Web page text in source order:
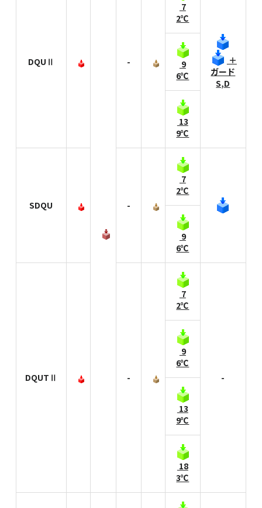
DQUⅡ -
7
2℃
＋
ガード
S,D
9
6℃
13
9℃
SDQU -
7
2℃
9
6℃
DQUTⅡ -
7
2℃
-
9
6℃
13
9℃
18
3℃